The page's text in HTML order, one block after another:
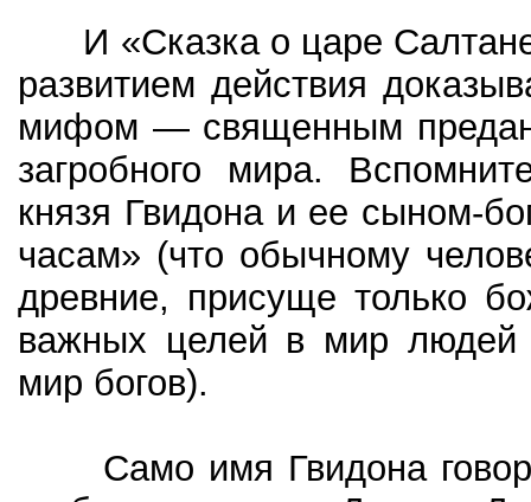
И «Сказка о царе
развитием действия
мифом — священным
загробного мира.
князя Гвидона и ее сыном-
часам» (что обычному
древние, присуще только
важных целей в мир людей
мир богов).
Само имя Гвидона